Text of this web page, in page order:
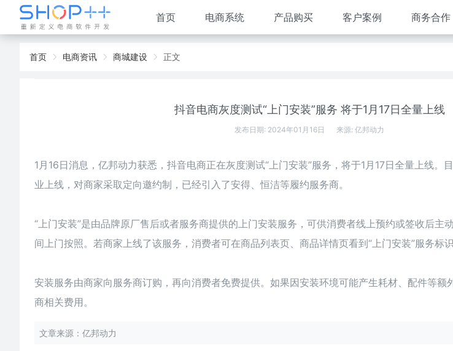
首页 电商系统 产品购买 客户案例 商务合作
首页 电商资讯 商城建设 正文
抖音电商灰度测试“上门安装”服务 将于1月17日全量上线
发布日期: 2024年01月16日 来源: 亿邦动力
1月16日消息，亿邦动力获悉，抖音电商正在灰度测试“上门安装”服务，将于1月17日全量上线。
业上线，对商家采取定向邀约制，已经引入了安得、恒洁等履约服务商。
“上门安装”是由品牌原厂售后或者服务商提供的上门安装服务，可供消费者线上预约或签收后主
间上门按照。若商家上线了该服务，消费者可在商品列表页、商品详情页看到“上门安装”服务标识
安装服务由商家向服务商订购，再向消费者免费提供。如果因安装环境可能产生耗材、配件等额
商相关费用。
文章来源：亿邦动力